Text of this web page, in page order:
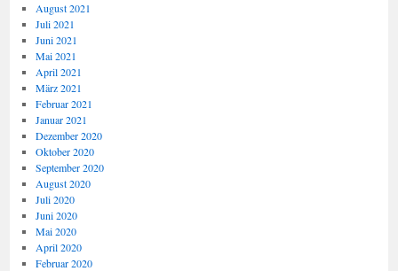
August 2021
Juli 2021
Juni 2021
Mai 2021
April 2021
März 2021
Februar 2021
Januar 2021
Dezember 2020
Oktober 2020
September 2020
August 2020
Juli 2020
Juni 2020
Mai 2020
April 2020
Februar 2020